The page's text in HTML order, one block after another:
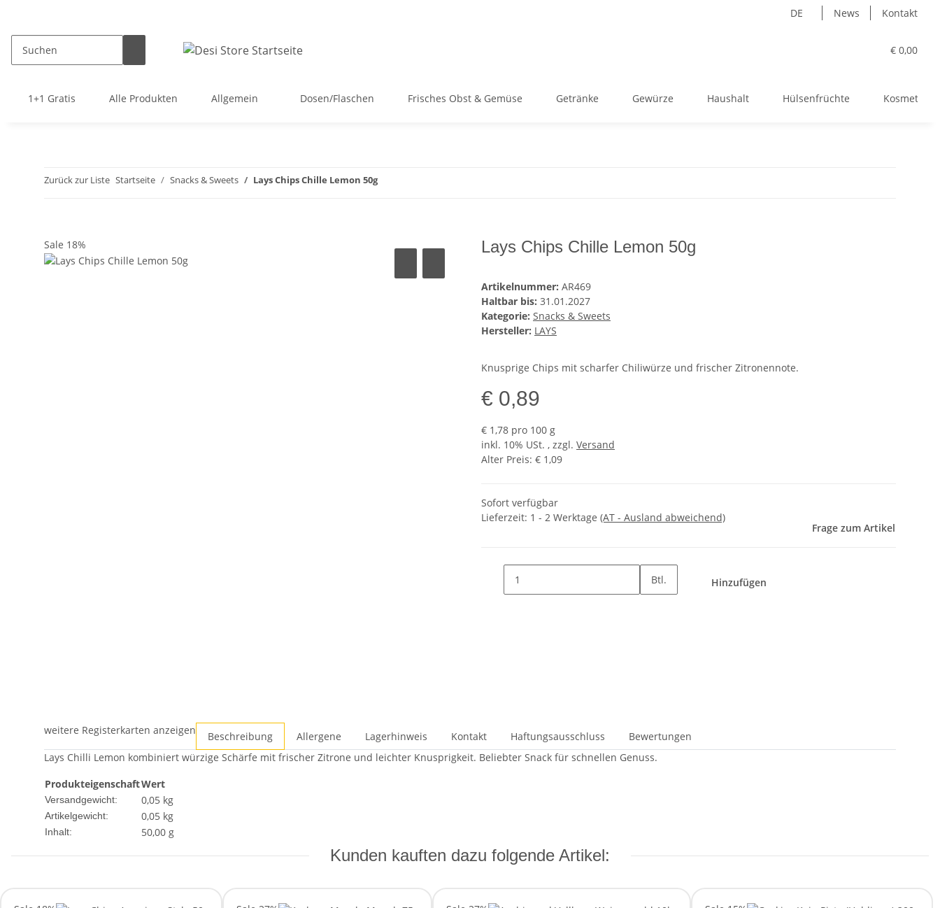
DE News Kontakt
€ 0,00
1+1 Gratis Alle Produkten Allgemein Dosen/Flaschen Frisches Obst & Gemüse Getränke Gewürze Haushalt Hülsenfrüchte Kosmetik
Zurück zur Liste Startseite Snacks & Sweets Lays Chips Chille Lemon 50g
Sale 18% Lays Chips Chille Lemon 50g
Artikelnummer: AR469
Haltbar bis: 31.01.2027
Kategorie: Snacks & Sweets
Hersteller: LAYS
Knusprige Chips mit scharfer Chiliwürze und frischer Zitronennote.
€ 0,89
€ 1,78 pro 100 g
inkl. 10% USt. , zzgl. Versand
Alter Preis: € 1,09
Sofort verfügbar
Lieferzeit: 1 - 2 Werktage (AT - Ausland abweichend)
Frage zum Artikel
Btl. Hinzufügen
weitere Registerkarten anzeigen Beschreibung Allergene Lagerhinweis Kontakt Haftungsausschluss
Bewertungen
Lays Chilli Lemon kombiniert würzige Schärfe mit frischer Zitrone und leichter Knusprigkeit. Beliebter Snack für schnellen Genuss.
ProdukteigenschaftWert
Versandgewicht: 0,05 kg
Artikelgewicht: 0,05 kg
Inhalt: 50,00 g
Kunden kauften dazu folgende Artikel: